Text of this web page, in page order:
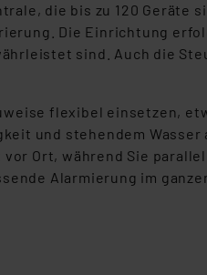
die bis zu 120 Geräte
Die Einrichtung
sind. Auch die
flexibel einsetzen,
und stehendem Wasser
Ort, während Sie
Alarmierung im